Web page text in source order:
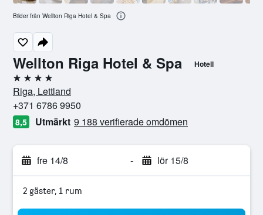
Wellton Riga Hotel & Spa Hotell
4 stjärnor
Riga, Lettland
+371 6786 9950
8,5 Utmärkt 9 188 verifierade omdömen
fre 14/8 - lör 15/8
2 gäster, 1 rum
Bilder från Wellton Riga Hotel & Spa